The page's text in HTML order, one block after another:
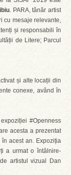
. PARA, tânăr artist
cu mesaje relevante,
și responsabili în
de Litere; Parcul
și alte locații din
conexe, având în
#Openness
acesta a prezentat
acest an. Expoziția
a urmat o întâlnire-
artistul vizual Dan